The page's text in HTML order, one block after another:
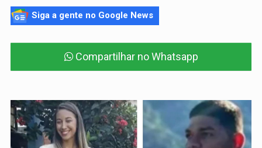
Siga a gente no Google News
Compartilhar no Whatsapp